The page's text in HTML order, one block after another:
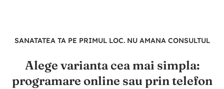
SANATATEA TA PE PRIMUL LOC. NU AMANA CONSULTUL
Alege varianta cea mai simpla:
programare online sau prin telefon